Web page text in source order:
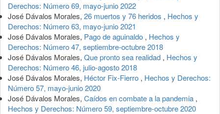
Derechos: Número 69, mayo-junio 2022
José Dávalos Morales, 26 muertos y 76 heridos , Hechos y
Derechos: Número 63, mayo-junio 2021
José Dávalos Morales, Pago de aguinaldo , Hechos y
Derechos: Número 47, septiembre-octubre 2018
José Dávalos Morales, Que pronto sea realidad , Hechos y
Derechos: Número 46, julio-agosto 2018
José Dávalos Morales, Héctor Fix-Fierro , Hechos y Derechos:
Número 57, mayo-junio 2020
José Dávalos Morales, Caídos en combate a la pandemia ,
Hechos y Derechos: Número 59, septiembre-octubre 2020